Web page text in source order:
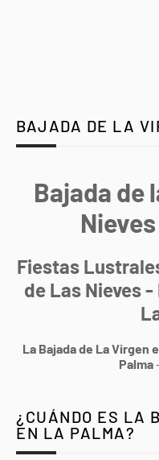
BAJADA DE LA
Bajada de
Fiestas
de Las Nieves
La Bajada de La Virgen
Palma
¿CUÁNDO ES LA
EN LA PALMA?